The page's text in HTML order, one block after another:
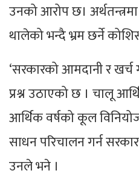
उनको आरोप छ।
थालेको भन्दै भ्रम छर्ने
‘सरकारको आमदानी र खर्च
प्रश्न उठाएको छ । चालू
आर्थिक वर्षको कूल
साधन परिचालन गर्न
उनले भने ।